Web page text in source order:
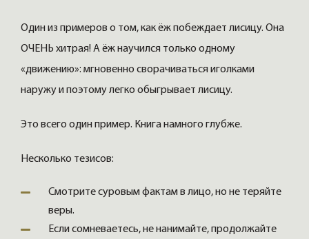
Один из примеров о том, как ёж побеждает лисицу. Она
ОЧЕНЬ хитрая! А ёж научился только одному
«движению»: мгновенно сворачиваться иголками
наружу и поэтому легко обыгрывает лисицу.
Это всего один пример. Книга намного глубже.
Несколько тезисов:
Смотрите суровым фактам в лицо, но не теряйте
веры.
Если сомневаетесь, не нанимайте, продолжайте